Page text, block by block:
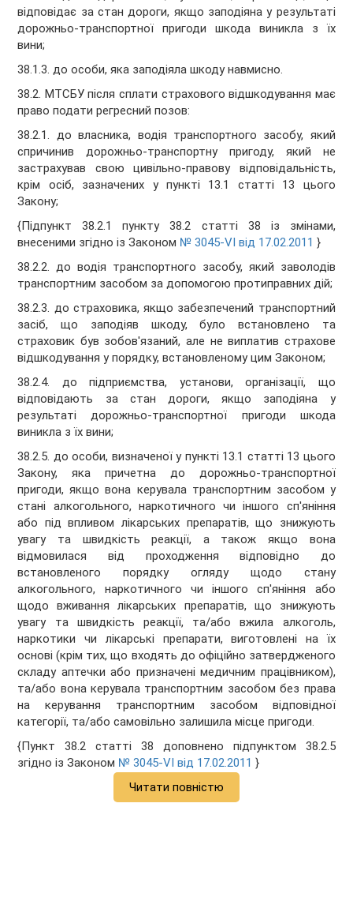
відповідає за стан дороги, якщо заподіяна у результаті
дорожньо-транспортної пригоди шкода виникла з їх
вини;
38.1.3. до особи, яка заподіяла шкоду навмисно.
38.2. МТСБУ після сплати страхового відшкодування має
право подати регресний позов:
38.2.1. до власника, водія транспортного засобу, який
спричинив дорожньо-транспортну пригоду, який не
застрахував свою цивільно-правову відповідальність,
крім осіб, зазначених у пункті 13.1 статті 13 цього
Закону;
{Підпункт 38.2.1 пункту 38.2 статті 38 із змінами,
внесеними згідно із Законом № 3045-VI від 17.02.2011 }
38.2.2. до водія транспортного засобу, який заволодів
транспортним засобом за допомогою протиправних дій;
38.2.3. до страховика, якщо забезпечений транспортний
засіб, що заподіяв шкоду, було встановлено та
страховик був зобов'язаний, але не виплатив страхове
відшкодування у порядку, встановленому цим Законом;
38.2.4. до підприємства, установи, організації, що
відповідають за стан дороги, якщо заподіяна у
результаті дорожньо-транспортної пригоди шкода
виникла з їх вини;
38.2.5. до особи, визначеної у пункті 13.1 статті 13 цього
Закону, яка причетна до дорожньо-транспортної
пригоди, якщо вона керувала транспортним засобом у
стані алкогольного, наркотичного чи іншого сп'яніння
або під впливом лікарських препаратів, що знижують
увагу та швидкість реакції, а також якщо вона
відмовилася від проходження відповідно до
встановленого порядку огляду щодо стану
алкогольного, наркотичного чи іншого сп'яніння або
щодо вживання лікарських препаратів, що знижують
увагу та швидкість реакції, та/або вжила алкоголь,
наркотики чи лікарські препарати, виготовлені на їх
основі (крім тих, що входять до офіційно затвердженого
складу аптечки або призначені медичним працівником),
та/або вона керувала транспортним засобом без права
на керування транспортним засобом відповідної
категорії, та/або самовільно залишила місце пригоди.
{Пункт 38.2 статті 38 доповнено підпунктом 38.2.5
згідно із Законом № 3045-VI від 17.02.2011 }
Читати повністю